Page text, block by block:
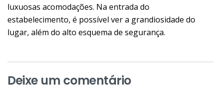
luxuosas acomodações. Na entrada do
estabelecimento, é possível ver a grandiosidade do
lugar, além do alto esquema de segurança.
Deixe um comentário